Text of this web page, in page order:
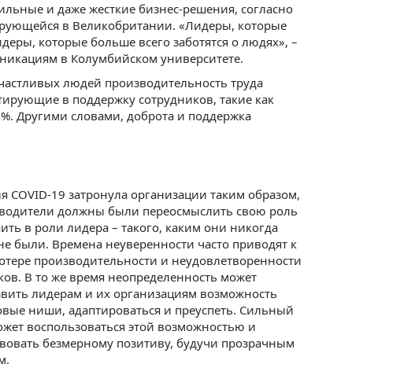
и даже жесткие бизнес-решения, согласно
в Великобритании. «Лидеры, которые
которые больше всего заботятся о людях», –
в Колумбийском университете.
людей производительность труда
в поддержку сотрудников, такие как
Другими словами, доброта и поддержка
COVID-19 затронула организации таким образом,
должны были переосмыслить свою роль
в роли лидера – такого, каким они никогда
были. Времена неуверенности часто приводят к
производительности и неудовлетворенности
В то же время неопределенность может
лидерам и их организациям возможность
ниши, адаптироваться и преуспеть. Сильный
воспользоваться этой возможностью и
безмерному позитиву, будучи прозрачным